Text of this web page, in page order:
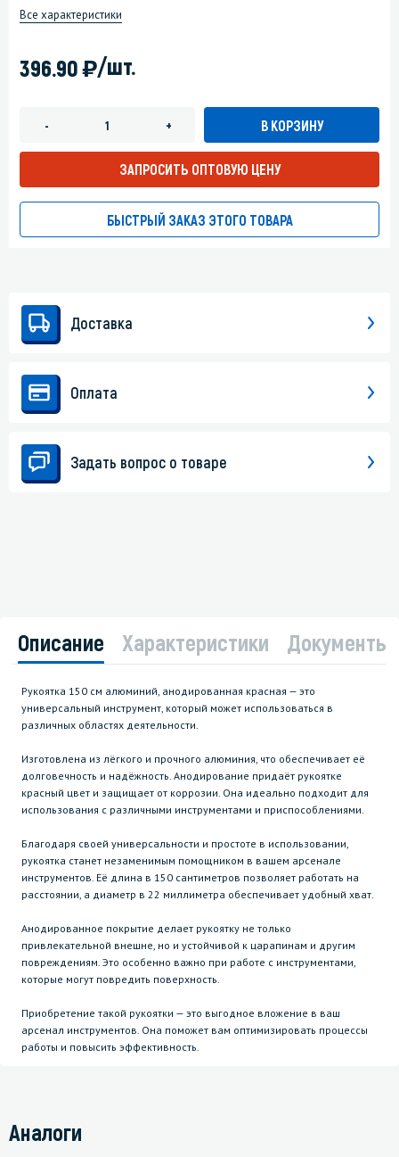
Все характеристики
396.90)/шт.
- + В КОРЗИНУ
ЗАПРОСИТЬ ОПТОВУЮ ЦЕНУ
БЫСТРЫЙ ЗАКАЗ ЭТОГО ТОВАРА
Доставка
Оплата
Задать вопрос о товаре
Описание Характеристики Документы
Рукоятка 150 см алюминий, анодированная красная — это
универсальный инструмент, который может использоваться в
различных областях деятельности.
Изготовлена из лёгкого и прочного алюминия, что обеспечивает её
долговечность и надёжность. Анодирование придаёт рукоятке
красный цвет и защищает от коррозии. Она идеально подходит для
использования с различными инструментами и приспособлениями.
Благодаря своей универсальности и простоте в использовании,
рукоятка станет незаменимым помощником в вашем арсенале
инструментов. Её длина в 150 сантиметров позволяет работать на
расстоянии, а диаметр в 22 миллиметра обеспечивает удобный хват.
Анодированное покрытие делает рукоятку не только
привлекательной внешне, но и устойчивой к царапинам и другим
повреждениям. Это особенно важно при работе с инструментами,
которые могут повредить поверхность.
Приобретение такой рукоятки — это выгодное вложение в ваш
арсенал инструментов. Она поможет вам оптимизировать процессы
работы и повысить эффективность.
Аналоги